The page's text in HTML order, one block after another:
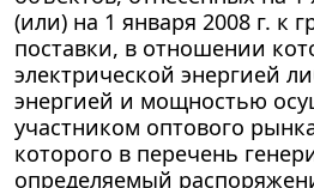
(или) на 1 января 2008 г. к
поставки, в отношении
электрической энергией
энергией и мощностью
участником оптового
которого в перечень
определяемый